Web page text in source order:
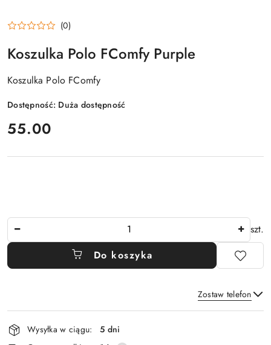
(0)
Koszulka Polo FComfy Purple
Koszulka Polo FComfy
Dostępność: Duża dostępność
cena:
55.00
szt.
Do koszyka
Zostaw telefon
Dostępność
i
Wysyłka w ciągu:
5 dni